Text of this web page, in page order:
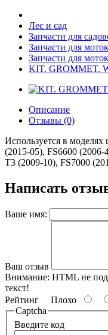
Лес и сад
Запчасти для
Запчасти для
Запчасти для
KIT. GROMMET.
Описание
Отзывы (0)
Используется в
(2015-05), FS6600
T3 (2009-10), FS7000
Написать
Ваше имя:
Ваш отзыв
Внимание: HTML не
текст!
Рейтинг Плохо
Captcha
Введите код